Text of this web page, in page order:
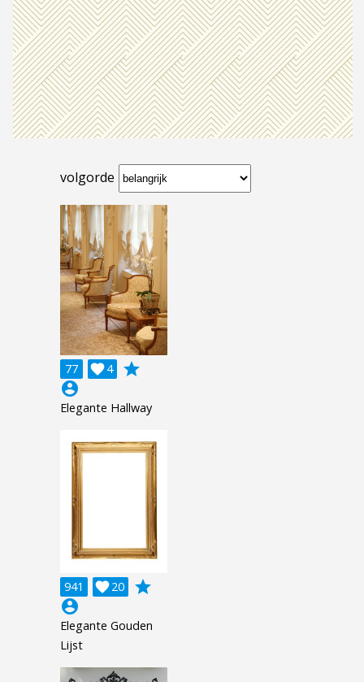
volgorde
77 4

grade
account_circle
Elegante Hallway
941 20

grade
account_circle
Elegante Gouden
Lijst